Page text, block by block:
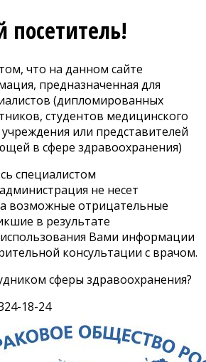
что на данном сайте
предназначенная для
(дипломированных
студентов медицинского
или представителей
в сфере здравоохранения)
специалистом
не несет
возможные отрицательные
в результате
Вами информации
консультации с врачом.
сферы здравоохранения?
18-24